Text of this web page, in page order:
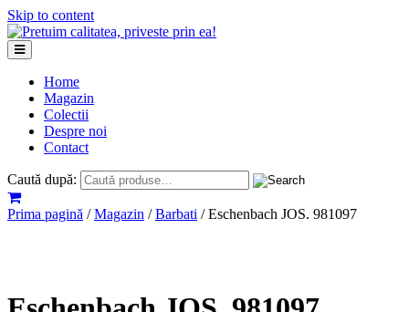
Skip to content
Home
Magazin
Colectii
Despre noi
Contact
Caută după:
Prima pagină /Magazin /Barbati / Eschenbach JOS. 981097